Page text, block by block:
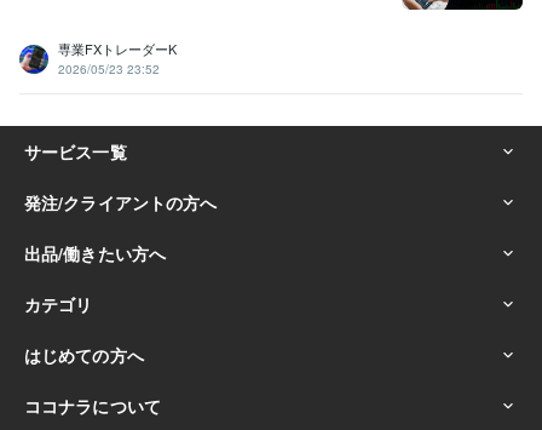
語学力
英語 日常会話レベル
専業FXトレーダーK
2026/05/23 23:52